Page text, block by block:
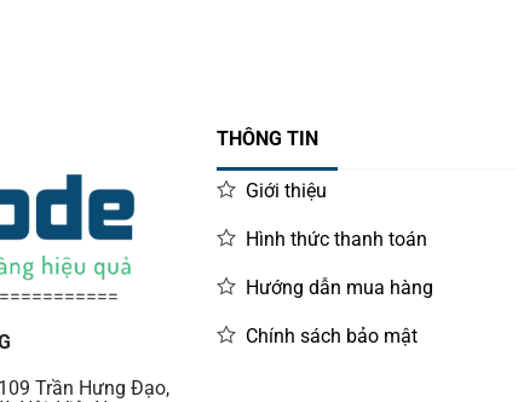
Trần Hưng Đạo,
THÔNG TIN
Giới thiệu
Hình thức thanh toán
Hướng dẫn mua hàng
Chính sách bảo mật